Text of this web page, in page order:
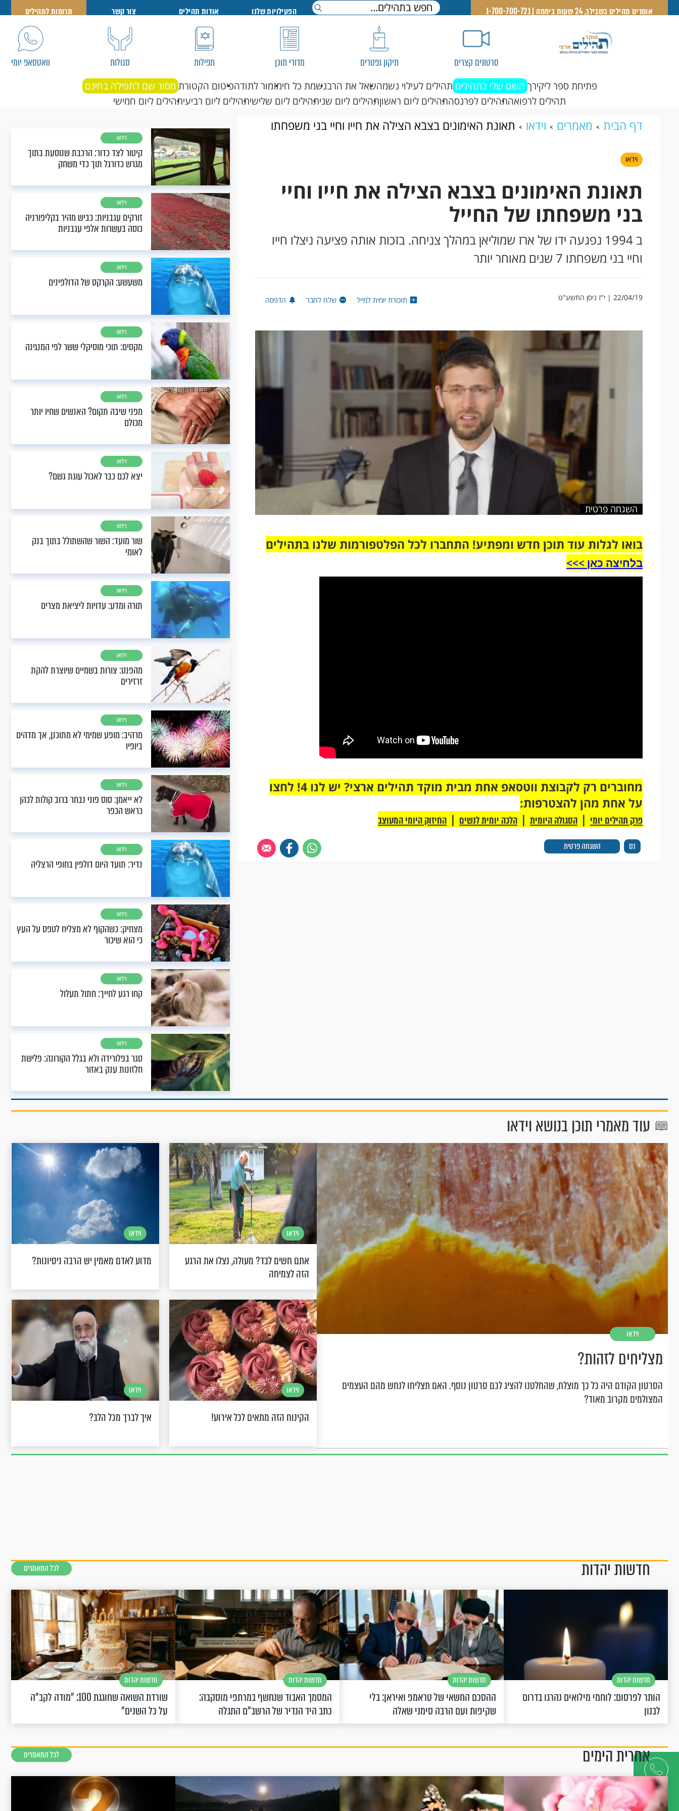
דברו
איתנו
אומרים תהילים בשבילך, 24 שעות ביממה | 1-700-700-721 הפעילויות שלנו אודות תהילים צור קשר תרומות לתהילים
סרטונים קצרים תיקון נפטרים מדורי תוכן תפילות סגולות וואטסאפ יומי
פתיחת ספר ליקירך השם שלי בתהילים תהילים לעילוי נשמהשאל את הרבנשמת כל חימזמור לתודהפיטום הקטורת מסור שם לתפילה בחינם
תהילים לרפואהתהילים לפרנסהתהילים ליום ראשוןתהילים ליום שניתהילים ליום שלישיתהילים ליום רביעיתהילים ליום חמישי
דף הבית מאמרים וידאו
תאונת האימונים בצבא הצילה את חייו וחיי בני משפחתו
של החייל
וידאו
תאונת האימונים בצבא הצילה את חייו וחיי
בני משפחתו של החייל
ב 1994 נפגעה ידו של ארז שמוליאן במהלך צניחה. בזכות אותה פציעה ניצלו חייו
וחיי בני משפחתו 7 שנים מאוחר יותר
22/04/19 | י"ז ניסן התשע"ט תזכורת יומית למייל שלח לחבר הדפסה
השגחה פרטית
בואו לגלות עוד תוכן חדש ומפתיע! התחברו לכל הפלטפורמות שלנו בתהילים
בלחיצה כאן >>>​
נס השגחה פרטית
מחוברים רק לקבוצת ווטסאפ אחת מבית מוקד תהילים ארצי? יש לנו 4! לחצו
על אחת מהן להצטרפות:
פרק תהילים יומי | הסגולה היומית | הלכה יומית לנשים | החיזוק היומי המעוצב
וידאו
קיטור לצד כדור: הרכבת שנוסעת בתוך
מגרש כדורגל תוך כדי משחק
וידאו
זורקים עגבניות: כביש מהיר בקליפורניה
כוסה בעשרות אלפי עגבניות
וידאו
משעשע: הקרקס של הדולפינים
וידאו
מקסים: תוכי מוסיקלי ששר לפי המנגינה
וידאו
מפני שיבה תקום? האנשים שחיו יותר
מכולם
וידאו
יצא לכם כבר לאכול עוגת גשם?
וידאו
שור מועד: השור שהשתולל בתוך בנק
לאומי
וידאו
תורה ומדע: עדויות ליציאת מצרים
וידאו
מהפנט: צורות בשמיים שיוצרת להקת
זרזירים
וידאו
מרהיב: מופע שמימי לא מתוכנן, אך מדהים
ביופיו
וידאו
לא ייאמן: סוס פוני נבחר ברוב קולות לכהן
כראש הכפר
וידאו
נדיר: תועד היום דולפין בחופי הרצליה
וידאו
מצחיק: כשהקוף לא מצליח לטפס על העץ
כי הוא שיכור
וידאו
קחו רגע לחייך: חתול תעלול
וידאו
סגר בפלורידה ולא בגלל הקורונה: פלישת
חלזונות ענק באזור
עוד מאמרי תוכן בנושא וידאו
וידאו
מצליחים לזהות?
הסרטון הקודם היה כל כך מוצלח, שהחלטנו להציג לכם סרטון נוסף. האם תצליחו לנחש מהם העצמים
המצולמים מקרוב מאוד?
וידאו
אתם חשים לבד? מעולה, נצלו את הרגע
הזה לצמיחה
וידאו
מדוע לאדם מאמין יש הרבה ניסיונות?
וידאו
הקינוח הזה מתאים לכל אירוע!
וידאו
איך לברך מכל הלב?
חדשות יהדות לכל המאמרים
חדשות יהדות
הותר לפרסום: לוחמי מילואים נהרגו בדרום
לבנון
חדשות יהדות
ההסכם החשאי של טראמפ ואיראן: בלי
שקיפות ועם הרבה סימני שאלה
חדשות יהדות
המסמך האבוד שנחשף במרתפי מוסקבה:
כתב היד הנדיר של הרשב"ם התגלה
חדשות יהדות
שורדת השואה שחוגגת 100: "מודה לקב"ה
על כל השנים"
אחרית הימים לכל המאמרים